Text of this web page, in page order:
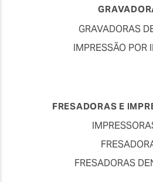
GRAVADORAS
IMPRESSÃO POR
FRESADORAS E
FRESADORAS